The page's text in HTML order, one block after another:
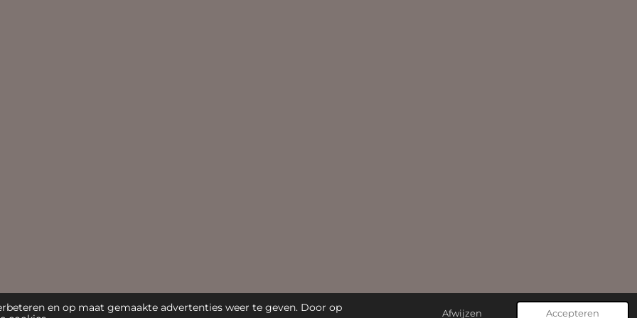
en op maat gemaakte advertenties weer te geven. Door op
Afwijzen Accepteren